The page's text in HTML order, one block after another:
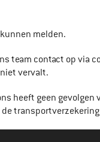
melden.
team contact op via
vervalt.
heeft geen